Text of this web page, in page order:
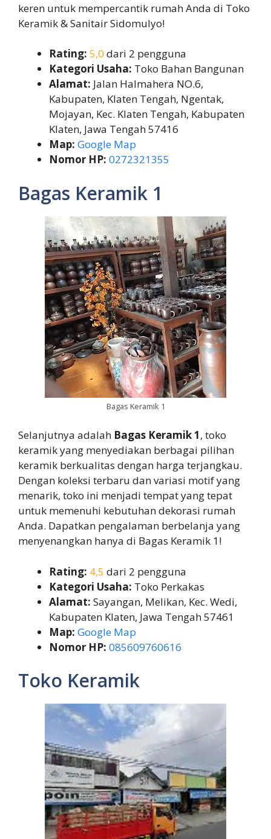
keren untuk mempercantik rumah Anda di Toko
Keramik & Sanitair Sidomulyo!
Rating: 5,0 dari 2 pengguna
Kategori Usaha: Toko Bahan Bangunan
Alamat: Jalan Halmahera NO.6,
Kabupaten, Klaten Tengah, Ngentak,
Mojayan, Kec. Klaten Tengah, Kabupaten
Klaten, Jawa Tengah 57416
Map: Google Map
Nomor HP: 0272321355
Bagas Keramik 1
Bagas Keramik 1
Selanjutnya adalah Bagas Keramik 1, toko
keramik yang menyediakan berbagai pilihan
keramik berkualitas dengan harga terjangkau.
Dengan koleksi terbaru dan variasi motif yang
menarik, toko ini menjadi tempat yang tepat
untuk memenuhi kebutuhan dekorasi rumah
Anda. Dapatkan pengalaman berbelanja yang
menyenangkan hanya di Bagas Keramik 1!
Rating: 4,5 dari 2 pengguna
Kategori Usaha: Toko Perkakas
Alamat: Sayangan, Melikan, Kec. Wedi,
Kabupaten Klaten, Jawa Tengah 57461
Map: Google Map
Nomor HP: 085609760616
Toko Keramik